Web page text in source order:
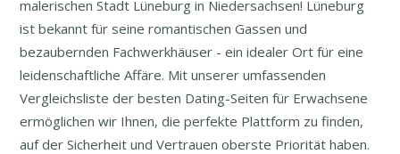
malerischen Stadt Lüneburg in Niedersachsen! Lüneburg
ist bekannt für seine romantischen Gassen und
bezaubernden Fachwerkhäuser - ein idealer Ort für eine
leidenschaftliche Affäre. Mit unserer umfassenden
Vergleichsliste der besten Dating-Seiten für Erwachsene
ermöglichen wir Ihnen, die perfekte Plattform zu finden,
auf der Sicherheit und Vertrauen oberste Priorität haben.